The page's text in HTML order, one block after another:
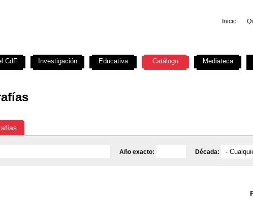
Inicio
Año exacto: Década:
CdF Investigación Educativa Catálogo Mediateca